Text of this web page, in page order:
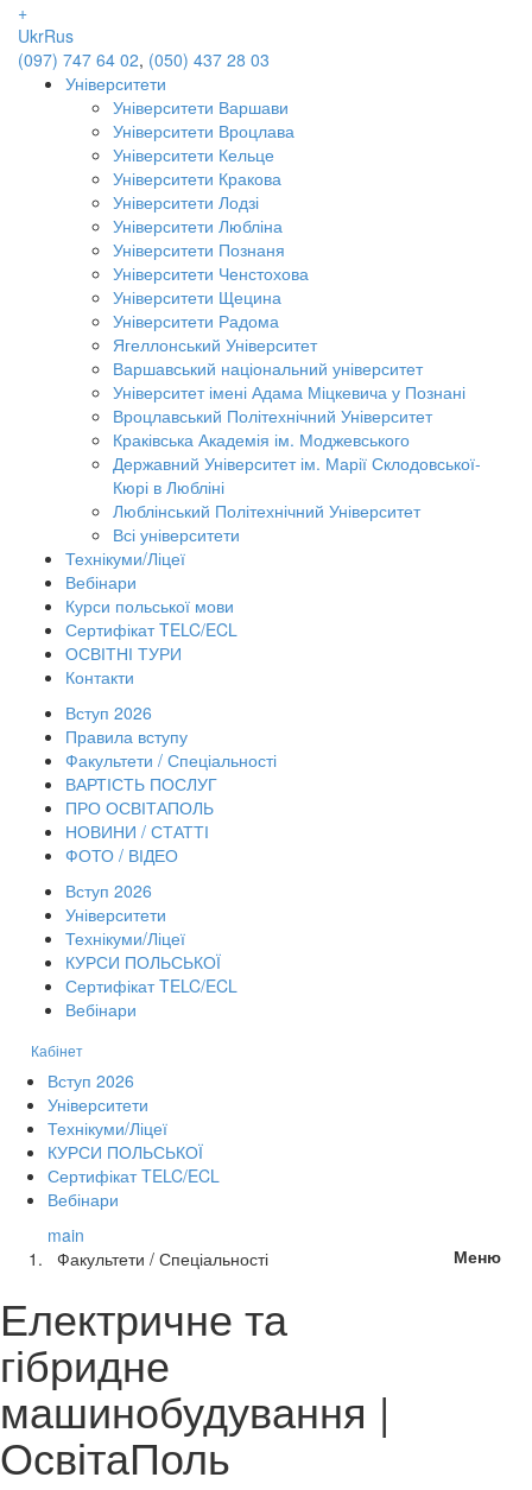
+
UkrRus
(097) 747 64 02, (050) 437 28 03
Університети
Університети Варшави
Університети Вроцлава
Університети Кельце
Університети Кракова
Університети Лодзі
Університети Любліна
Університети Познаня
Університети Ченстохова
Університети Щецина
Університети Радома
Ягеллонський Університет
Варшавський національний університет
Університет імені Адама Міцкевича у Познані
Вроцлавський Політехнічний Університет
Краківська Академія ім. Моджевського
Державний Університет ім. Марії Склодовської-
Кюрі в Любліні
Люблінський Політехнічний Університет
Всі університети
Технікуми/Ліцеї
Вебінари
Курси польської мови
Сертифікат TELC/ECL
ОСВІТНІ ТУРИ
Контакти
Вступ 2026
Правила вступу
Факультети / Спеціальності
ВАРТІСТЬ ПОСЛУГ
ПРО ОСВІТАПОЛЬ
НОВИНИ / СТАТТІ
ФОТО / ВІДЕО
Вступ 2026
Університети
Технікуми/Ліцеї
КУРСИ ПОЛЬСЬКОЇ
Сертифікат TELC/ECL
Вебінари
Кабінет
Вступ 2026
Університети
Технікуми/Ліцеї
КУРСИ ПОЛЬСЬКОЇ
Сертифікат TELC/ECL
Вебінари
Меню
main
Факультети / Спеціальності
Електричне та
гібридне
машинобудування |
ОсвітаПоль